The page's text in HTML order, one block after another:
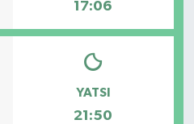
17:06
YATSI
21:50